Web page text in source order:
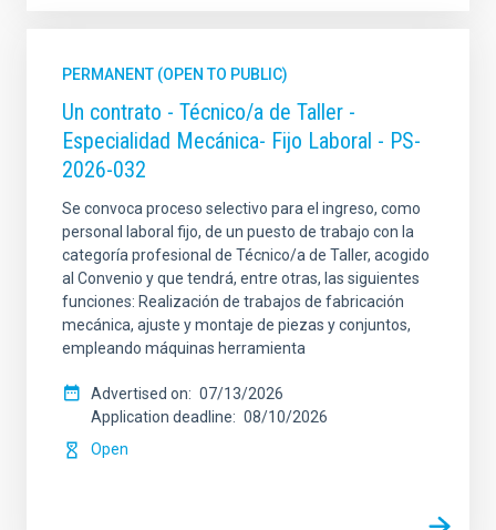
PERMANENT (OPEN TO PUBLIC)
Un contrato - Técnico/a de Taller -
Especialidad Mecánica- Fijo Laboral - PS-
2026-032
Se convoca proceso selectivo para el ingreso, como
personal laboral fijo, de un puesto de trabajo con la
categoría profesional de Técnico/a de Taller, acogido
al Convenio y que tendrá, entre otras, las siguientes
funciones: Realización de trabajos de fabricación
mecánica, ajuste y montaje de piezas y conjuntos,
empleando máquinas herramienta
Advertised on
07/13/2026
Application deadline
08/10/2026
Open